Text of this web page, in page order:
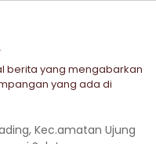
berita yang mengabarkan
yang ada di
Kec.amatan Ujung